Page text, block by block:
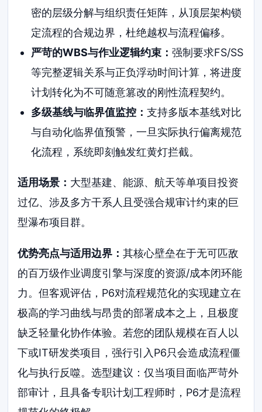
密的层级分解与组织责任矩阵，从顶层架构锁
定流程的合规边界，杜绝越权与流程偏移。
严苛的WBS与作业逻辑约束： 强制要求FS/SS
等完整逻辑关系与正负浮动时间计算，将进度
计划转化为不可随意篡改的刚性流程契约。
多级基线与临界值监控： 支持多版本基线对比
与自动化临界值预警，一旦实际执行偏离规范
化流程，系统即刻触发红黄灯拦截。
适用场景： 大型基建、能源、航天等单项目投资
过亿、涉及多方干系人且受强合规审计约束的巨
型瀑布项目群。
优势亮点与适用边界：其核心壁垒在于无可匹敌
的百万级作业调度引擎与深度的资源/成本闭环能
力。但客观评估，P6对流程规范化的实现建立在
极高的学习曲线与昂贵的部署成本之上，且极度
缺乏轻量化协作体验。若您的团队规模在百人以
下或IT研发类项目，强行引入P6只会造成流程僵
化与执行反噬。选型建议：仅当项目面临严苛外
部审计，且具备专职计划工程师时，P6才是流程